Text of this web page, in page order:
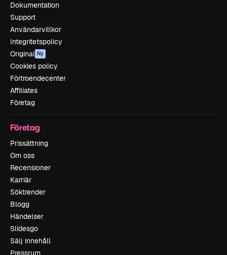
Dokumentation
Support
Användarvillkor
Integritetspolicy
Original Ny
Cookies policy
Förtroendecenter
Affiliates
Företag
Företag
Prissättning
Om oss
Recensioner
Karriär
Söktrender
Blogg
Händelser
Slidesgo
Sälj innehåll
Pressrum